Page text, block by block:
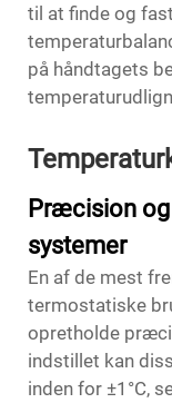
til at finde og
på håndtagets
Præcision
systemer
En af de mest
termostatiske
opretholde
indstillet kan
inden for ±1°C,